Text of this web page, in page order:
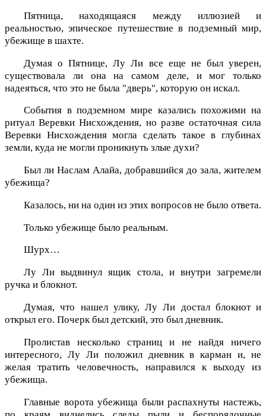
Пятница, находящаяся между иллюзией и
реальностью, эпическое путешествие в подземный мир,
убежище в шахте.
Думая о Пятнице, Лу Ли все еще не был уверен,
существовала ли она на самом деле, и мог только
надеяться, что это не была "дверь", которую он искал.
События в подземном мире казались похожими на
ритуал Веревки Нисхождения, но разве остаточная сила
Веревки Нисхождения могла сделать такое в глубинах
земли, куда не могли проникнуть злые духи?
Был ли Наслам Алайа, добравшийся до зала, жителем
убежища?
Казалось, ни на один из этих вопросов не было ответа.
Только убежище было реальным.
Шурх…
Лу Ли выдвинул ящик стола, и внутри загремели
ручка и блокнот.
Думая, что нашел улику, Лу Ли достал блокнот и
открыл его. Почерк был детский, это был дневник.
Пролистав несколько страниц и не найдя ничего
интересного, Лу Ли положил дневник в карман и, не
желая тратить человечность, направился к выходу из
убежища.
Главные ворота убежища были распахнуты настежь,